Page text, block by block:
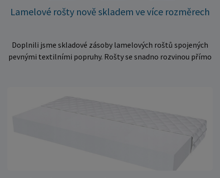
Lamelové rošty nově skladem ve více rozměrech
Doplnili jsme skladové zásoby lamelových roštů spojených
pevnými textilními popruhy. Rošty se snadno rozvinou přímo
množství kusů, proto můžeme objednávky rychle expedovat.
Vyberte si vhodný rozměr a dopřejte své matraci kvalitní
podklad za výhodnou cenu.